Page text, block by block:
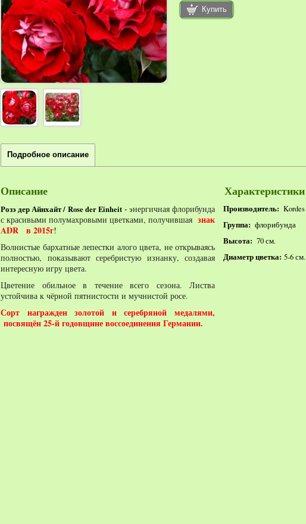
Купить
Подробное описание
Описание Характеристики
Розэ дер Айнхайт / Rose der Einheit - энергичная флорибунда
с красивыми полумахровыми цветками, получившая знак
ADR в 2015г!
Волнистые бархатные лепестки алого цвета, не открываясь
полностью, показывают серебристую изнанку, создавая
интересную игру цвета.
Цветение обильное в течение всего сезона. Листва
устойчива к чёрной пятнистости и мучнистой росе.
Сорт награжден золотой и серебряной медалями,
посвящён 25-й годовщине воссоединения Германии.
Производитель: Kordes
Группа: флорибунда
Высота: 70 см.
Диаметр цветка: 5-6 см.